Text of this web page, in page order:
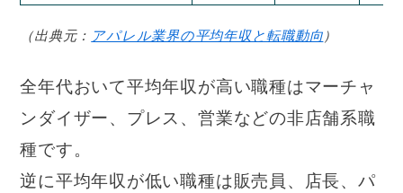
（出典元： アパレル業界の平均年収と転職動向 ）
全年代おいて平均年収が高い職種はマーチャ
ンダイザー、プレス、営業などの非店舗系職
種です。
逆に平均年収が低い職種は販売員、店長、パ